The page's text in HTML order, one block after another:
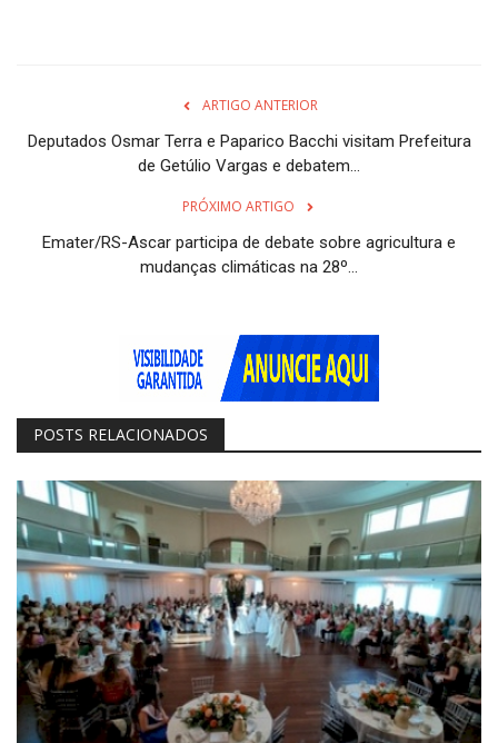
ARTIGO ANTERIOR
Deputados Osmar Terra e Paparico Bacchi visitam Prefeitura
de Getúlio Vargas e debatem...
PRÓXIMO ARTIGO
Emater/RS-Ascar participa de debate sobre agricultura e
mudanças climáticas na 28º...
POSTS RELACIONADOS